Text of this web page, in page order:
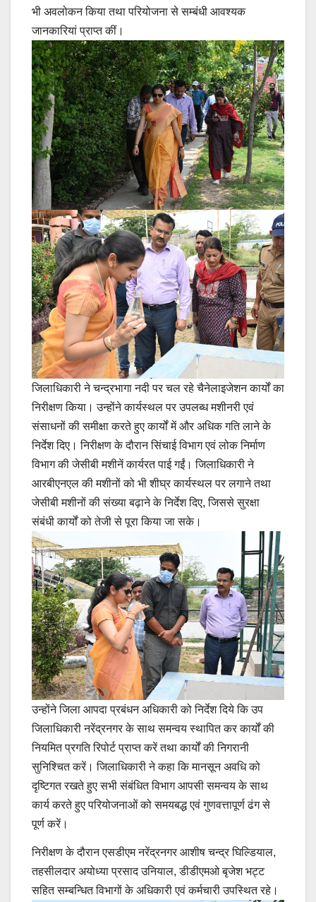
भी अवलोकन किया तथा परियोजना से सम्बंधी आवश्यक
जानकारियां प्राप्त कीं।
जिलाधिकारी ने चन्द्रभागा नदी पर चल रहे चैनेलाइजेशन कार्यों का
निरीक्षण किया। उन्होंने कार्यस्थल पर उपलब्ध मशीनरी एवं
संसाधनों की समीक्षा करते हुए कार्यों में और अधिक गति लाने के
निर्देश दिए। निरीक्षण के दौरान सिंचाई विभाग एवं लोक निर्माण
विभाग की जेसीबी मशीनें कार्यरत पाई गईं। जिलाधिकारी ने
आरबीएनएल की मशीनों को भी शीघ्र कार्यस्थल पर लगाने तथा
जेसीबी मशीनों की संख्या बढ़ाने के निर्देश दिए, जिससे सुरक्षा
संबंधी कार्यों को तेजी से पूरा किया जा सके।
उन्होंने जिला आपदा प्रबंधन अधिकारी को निर्देश दिये कि उप
जिलाधिकारी नरेंद्रनगर के साथ समन्वय स्थापित कर कार्यों की
नियमित प्रगति रिपोर्ट प्राप्त करें तथा कार्यों की निगरानी
सुनिश्चित करें। जिलाधिकारी ने कहा कि मानसून अवधि को
दृष्टिगत रखते हुए सभी संबंधित विभाग आपसी समन्वय के साथ
कार्य करते हुए परियोजनाओं को समयबद्ध एवं गुणवत्तापूर्ण ढंग से
पूर्ण करें।
निरीक्षण के दौरान एसडीएम नरेंद्रनगर आशीष चन्द्र घिल्डियाल,
तहसीलदार अयोध्या प्रसाद उनियाल, डीडीएमओ बृजेश भट्ट
सहित सम्बन्धित विभागों के अधिकारी एवं कर्मचारी उपस्थित रहे।